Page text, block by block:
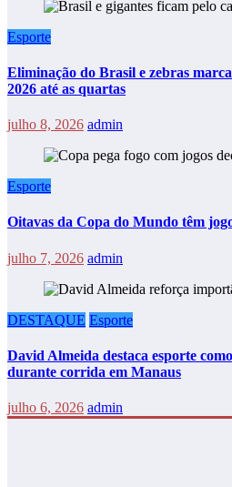
Esporte
Eliminação do Brasil e zebras
2026 até as quartas
julho 8, 2026 admin
Esporte
Oitavas da Copa do Mundo têm
julho 7, 2026 admin
DESTAQUE Esporte
David Almeida destaca esporte
durante corrida em Manaus
julho 6, 2026 admin